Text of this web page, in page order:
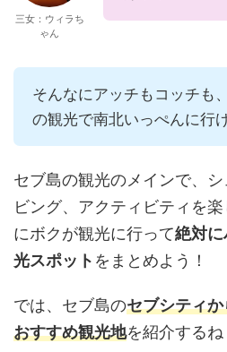
三女：ウィラち
ゃん
そんなにアッチもコッチも
の観光で南北いっぺんに行
セブ島の観光のメインで、
ビング、アクティビティを
にボクが観光に行って絶対
光スポット をまとめよう！
では、セブ島のセブシティ
おすすめ観光地を紹介するね